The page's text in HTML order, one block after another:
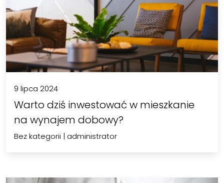
9 lipca 2024
Warto dziś inwestować w mieszkanie
na wynajem dobowy?
Bez kategorii | administrator